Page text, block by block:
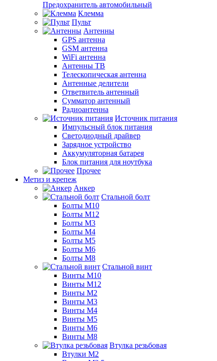
Предохранитель автомобильный
Клемма
Пульт
Антенны
GPS антенна
GSM антенна
WiFi антенна
Антенны ТВ
Телескопическая антенна
Антенные делители
Ответвитель антенный
Сумматор антенный
Радиоантенна
Источник питания
Импульсный блок питания
Светодиодный драйвер
Зарядное устройство
Аккумуляторная батарея
Блок питания для ноутбука
Прочее
Метиз и крепеж
Анкер
Стальной болт
Болты М10
Болты М12
Болты М3
Болты М4
Болты М5
Болты М6
Болты М8
Стальной винт
Винты М10
Винты М12
Винты М2
Винты М3
Винты М4
Винты М5
Винты М6
Винты М8
Втулка резьбовая
Втулки М2